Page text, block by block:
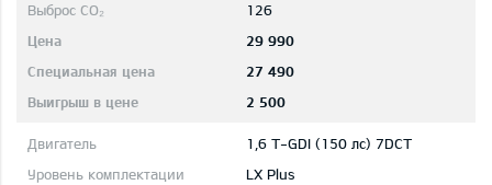
126
29 990
27 490
2 500
1,6 T-GDI (150 лс) 7DCT
LX Plus